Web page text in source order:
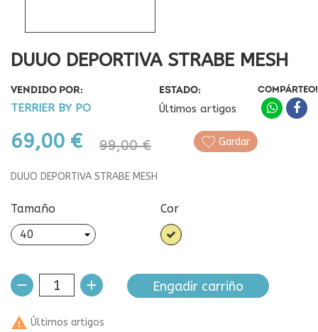
DUUO DEPORTIVA STRABE MESH
VENDIDO POR:
TERRIER BY PO
ESTADO:
Últimos artigos
69,00 € 99,00 €
COMPÁRTEO!
Gardar
DUUO DEPORTIVA STRABE MESH
Tamaño Cor
Khaki
Engadir carriño
 Últimos artigos